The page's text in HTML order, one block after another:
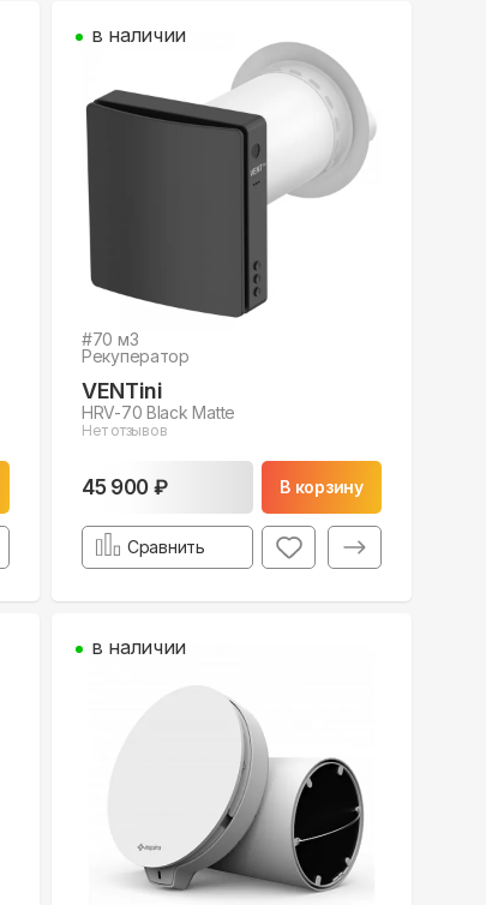
#70 м3
Рекуператор
VENTini
HRV-70 Black Matte
Нет отзывов
45 900 ₽ В корзину
в наличии
Сравнить
в наличии